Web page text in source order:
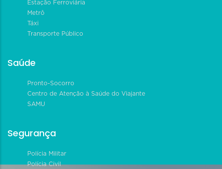
Estação Ferroviária
Metrô
Táxi
Transporte Público
Saúde
Pronto-Socorro
Centro de Atenção à Saúde do Viajante
SAMU
Segurança
Polícia Militar
Polícia Civil